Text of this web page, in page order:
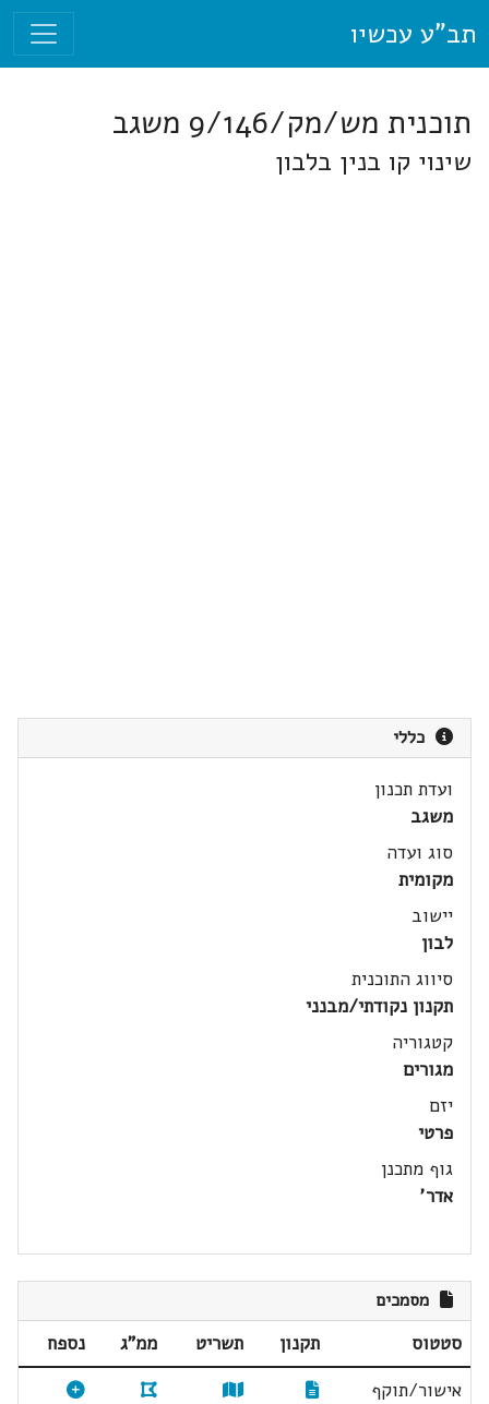
תב"ע עכשיו
תוכנית מש/מק/9/146 משגב
שינוי קו בנין בלבון
כללי
ועדת תכנון
משגב
סוג ועדה
מקומית
יישוב
לבון
סיווג התוכנית
תקנון נקודתי/מבנני
קטגוריה
מגורים
יזם
פרטי
גוף מתכנן
אדר'
מסמכים
סטטוס תקנון תשריט ממ"ג
נספח
אישור/תוקף